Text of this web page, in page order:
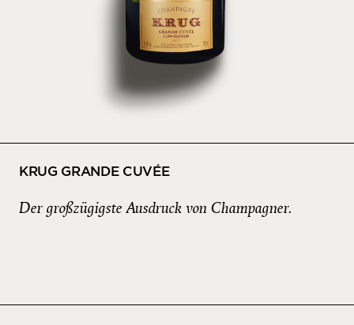
KRUG GRANDE CUVÉE
Der großzügigste Ausdruck von Champagner.